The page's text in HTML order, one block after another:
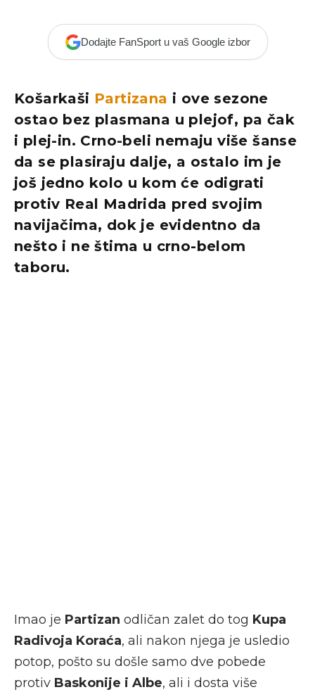
Dodajte FanSport u vaš Google izbor
Košarkaši Partizana i ove sezone
ostao bez plasmana u plejof, pa čak
i plej-in. Crno-beli nemaju više šanse
da se plasiraju dalje, a ostalo im je
još jedno kolo u kom će odigrati
protiv Real Madrida pred svojim
navijačima, dok je evidentno da
nešto i ne štima u crno-belom
taboru.
Imao je Partizan odličan zalet do tog Kupa
Radivoja Koraća, ali nakon njega je usledio
potop, pošto su došle samo dve pobede
protiv Baskonije i Albe, ali i dosta više